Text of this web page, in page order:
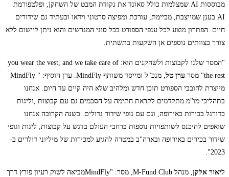
מבוססות AI שמצלמות כולל סאונד את נקודת המבט של השחקן, ופלטפורמת
AI בענן שמייצבת, מביימת, עורכת ומפיצה סרטוני וידאו ובעתיד גם שידורים
חיים. הפתרון מוצע לכל ענפי הספורט בכל סוגי המגרשים והוא ניתן ליישום ללא
צורך בצוותים נוספים אן השקעות בתשתית.
"המסר שלנו לקבוצות ולשחקנים הוא: you wear the vest, and we take care of
the rest" מסר
ערן טל
, מנכ"ל ומייסד משותף MindFly. ערן הוסיף: " MindFly
מייצרת לחובבי הספורט תוכן חדש ומלהיב שלא היה קיים עד היום. אנחנו
בתהליכי מו"מ מתקדמים לקראת חתימה על הסכמים גם עם קבוצות ,וליגות
כדורגל בכירות באירופה, וגם עם גופי שידור גדולים. בשנה הקרובה אנחנו
שואפים להיכנס לשותפויות נוספות ברחבי העולם בדגש על קבוצות, ליגות וגופי
שידור בכירים באירופה ובארה"ב במטרה להגיע למכירות של מיליוני דולרים ב-
2023".
ליאור אלקן
, מנהל M-Fund Club, מסר: "MindFlyמביאה לשוק רעיון פורץ דרך